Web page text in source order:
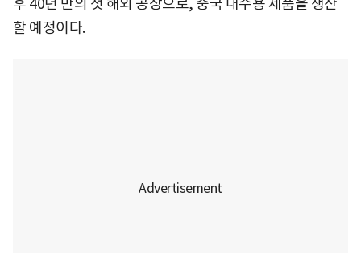
후 40년 만의 첫 해외 공장으로, 중국 내수용 제품을 생산
할 예정이다.